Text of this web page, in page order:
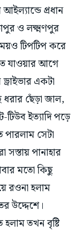
ও লক্ষ্মণপুর
টিপটিপ করে
যাওয়ার আগে
একটা
ছেঁড়া জাল,
ইত্যাদি পড়ে
সেটা
পানাহার
মতো কিছু
রওনা হলাম
উদ্দেশে।
তখন বৃষ্টি
এই সৈকত